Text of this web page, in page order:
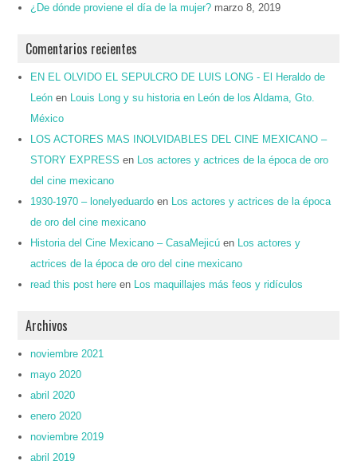
¿De dónde proviene el día de la mujer? marzo 8, 2019
Comentarios recientes
EN EL OLVIDO EL SEPULCRO DE LUIS LONG - El Heraldo de
León en
Louis Long y su historia en León de los Aldama, Gto.
México
LOS ACTORES MAS INOLVIDABLES DEL CINE MEXICANO –
STORY EXPRESS en
Los actores y actrices de la época de oro
del cine mexicano
1930-1970 – lonelyeduardo en
Los actores y actrices de la época
de oro del cine mexicano
Historia del Cine Mexicano – CasaMejicú en
Los actores y
actrices de la época de oro del cine mexicano
read this post here en Los maquillajes más feos y ridículos
Archivos
noviembre 2021
mayo 2020
abril 2020
enero 2020
noviembre 2019
abril 2019